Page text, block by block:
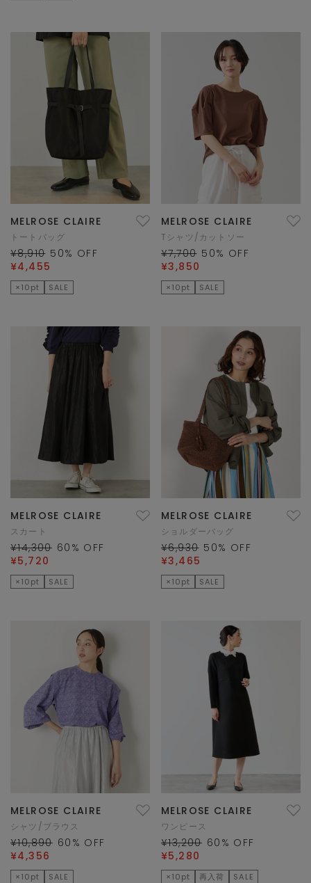
MELROSE CLAIRE
トートバッグ
¥8,910 50% OFF
¥4,455
×10pt SALE
MELROSE CLAIRE
Tシャツ/カットソー
¥7,700 50% OFF
¥3,850
×10pt SALE
MELROSE CLAIRE
スカート
¥14,300 60 % OFF
¥5,720
×10pt SALE
MELROSE CLAIRE
ショルダーバッグ
¥6,930 50% OFF
¥3,465
×10pt SALE
MELROSE CLAIRE
シャツ/ブラウス
¥10,890 60 % OFF
¥4,356
×10pt SALE
MELROSE CLAIRE
ワンピース
¥13,200 60 % OFF
¥5,280
×10pt 再入荷 SALE